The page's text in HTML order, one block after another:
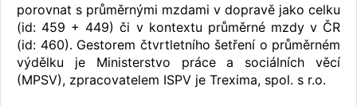
porovnat s průměrnými mzdami v dopravě jako celku
(id: 459 + 449) či v kontextu průměrné mzdy v ČR
(id: 460). Gestorem čtvrtletního šetření o průměrném
výdělku je Ministerstvo práce a sociálních věcí
(MPSV), zpracovatelem ISPV je Trexima, spol. s r.o.